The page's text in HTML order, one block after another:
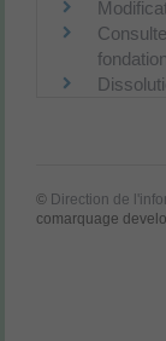
© Direction de
comarquage